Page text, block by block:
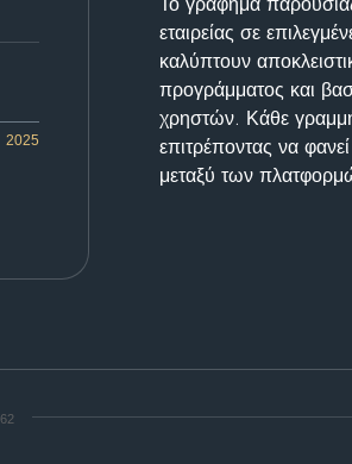
2025
εταιρείας σε
καλύπτουν
προγράμματος και
χρηστών. Κάθε γραμμή
επιτρέποντας να
μεταξύ των
62